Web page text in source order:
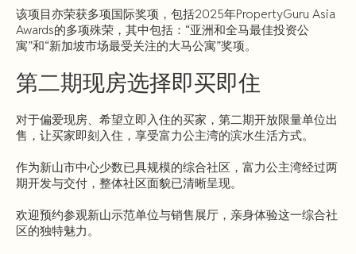
该项目亦荣获多项国际奖项，包括2025年PropertyGuru Asia
Awards的多项殊荣，其中包括：“亚洲和全马最佳投资公
寓”和“新加坡市场最受关注的大马公寓”奖项。
第二期现房选择即买即住
对于偏爱现房、希望立即入住的买家，第二期开放限量单位出
售，让买家即刻入住，享受富力公主湾的滨水生活方式。
作为新山市中心少数已具规模的综合社区，富力公主湾经过两
期开发与交付，整体社区面貌已清晰呈现。
欢迎预约参观新山示范单位与销售展厅，亲身体验这一综合社
区的独特魅力。